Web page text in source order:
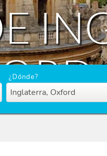
¿Dónde?
Inglaterra, Oxford